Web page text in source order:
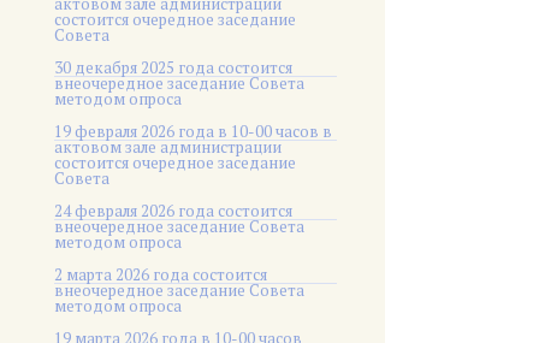
состоится очередное заседание
Совета
30 декабря 2025 года состоится
внеочередное заседание Совета
методом опроса
19 февраля 2026 года в 10-00 часов в
актовом зале администрации
состоится очередное заседание
Совета
24 февраля 2026 года состоится
внеочередное заседание Совета
методом опроса
2 марта 2026 года состоится
внеочередное заседание Совета
методом опроса
19 марта 2026 года в 10-00 часов